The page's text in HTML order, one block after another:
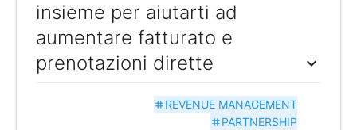
insieme per aiutarti ad
aumentare fatturato e
prenotazioni dirette
expand_more
tag REVENUE MANAGEMENT
tag PARTNERSHIP